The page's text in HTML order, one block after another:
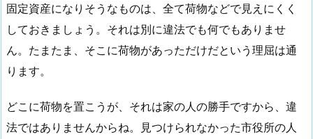
固定資産になりそうなものは、全て荷物などで見えにくく
しておきましょう。それは別に違法でも何でもありませ
ん。たまたま、そこに荷物があっただけだという理屈は通
ります。
どこに荷物を置こうが、それは家の人の勝手ですから、違
法ではありませんからね。見つけられなかった市役所の人